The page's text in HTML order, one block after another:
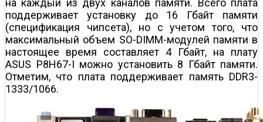
на каждый из двух каналов памяти. Всего плата
поддерживает установку до 16 Гбайт памяти
(спецификация чипсета), но с учетом того, что
максимальный объем SO-DIMM-модулей памяти в
настоящее время составляет 4 Гбайт, на плату
ASUS P8H67-I можно установить 8 Гбайт памяти.
Отметим, что плата поддерживает память DDR3-
1333/1066.